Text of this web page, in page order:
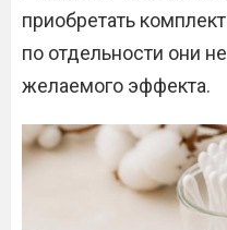
приобретать
по отдельности они
желаемого эффекта.